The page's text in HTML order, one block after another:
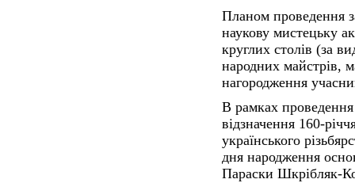
Планом проведення
наукову мистецьку
круглих столів (за
народних майстрів,
нагородження
В рамках
відзначення 160-
українського
дня народження
Параски Шкрібляк-